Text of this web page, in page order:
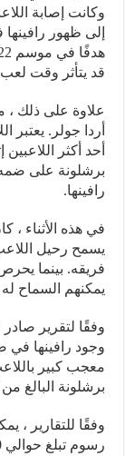
وكانت إصابة
قد يتأثر وقت لعب
علاوة على ذلك
أحد أكثر
برشلونة على
رافينها.
في هذه الأثناء
فريقه. بينما
يمكنهم السماح
وجود رافينها في
معجب كبير
برشلونة البالغ من
وفقًا للتقارير ،